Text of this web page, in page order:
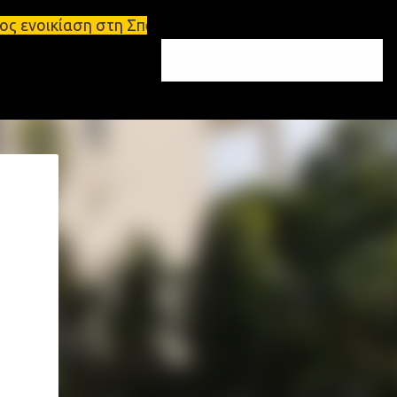
Σπάρτη Ενοικιάσεις διαμερισμάτων Σπάρτη